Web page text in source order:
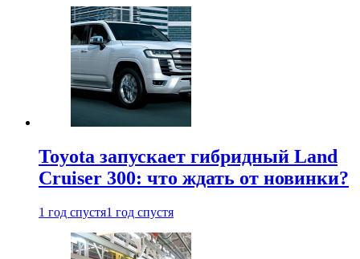
Toyota запускает гибридный Land
Cruiser 300: что ждать от новинки?
1 год спустя1 год спустя